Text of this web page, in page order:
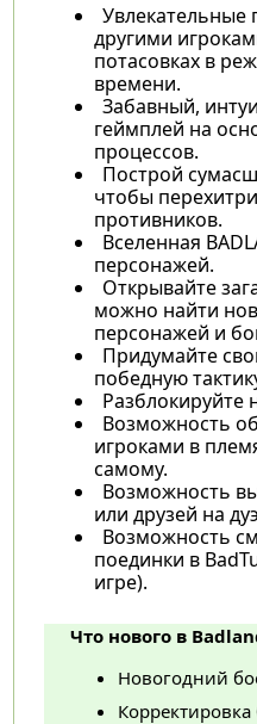
Увлекательные
другими
потасовках в
времени.
Забавный,
геймплей на
процессов.
Построй
чтобы
противников.
Вселенная
персонажей.
Открывайте
можно найти
персонажей и
Придумайте
победную
Разблокируйте
Возможность
игроками в
самому.
Возможность
или друзей на
Возможность
поединки в
игре).
Что нового в
Новогодний